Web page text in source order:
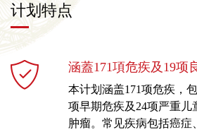
计划特点
涵蓋171項危疾及19项
本计划涵盖171项危疾，
项早期危疾及24项严重儿
肿瘤。常见疾病包括癌症